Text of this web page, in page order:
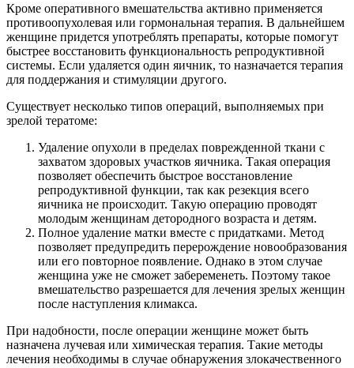
Кроме оперативного вмешательства активно применяется
противоопухолевая или гормональная терапия. В дальнейшем
женщине придется употреблять препараты, которые помогут
быстрее восстановить функциональность репродуктивной
системы. Если удаляется один яичник, то назначается терапия
для поддержания и стимуляции другого.
Существует несколько типов операций, выполняемых при
зрелой тератоме:
Удаление опухоли в пределах поврежденной ткани с
захватом здоровых участков яичника. Такая операция
позволяет обеспечить быстрое восстановление
репродуктивной функции, так как резекция всего
яичника не происходит. Такую операцию проводят
молодым женщинам детородного возраста и детям.
Полное удаление матки вместе с придатками. Метод
позволяет предупредить перерождение новообразования
или его повторное появление. Однако в этом случае
женщина уже не сможет забеременеть. Поэтому такое
вмешательство разрешается для лечения зрелых женщин
после наступления климакса.
При надобности, после операции женщине может быть
назначена лучевая или химическая терапия. Такие методы
лечения необходимы в случае обнаружения злокачественного